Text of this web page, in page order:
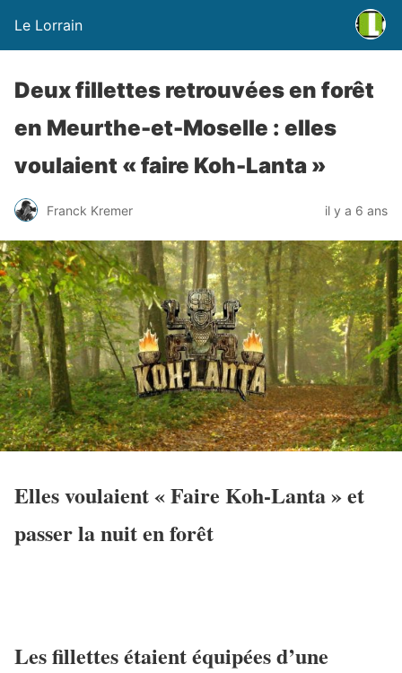
Le Lorrain
Deux fillettes retrouvées en forêt
en Meurthe-et-Moselle : elles
voulaient « faire Koh-Lanta »
Franck Kremer il y a 6 ans
Elles voulaient « Faire Koh-Lanta » et
passer la nuit en forêt
Les fillettes étaient équipées d’une